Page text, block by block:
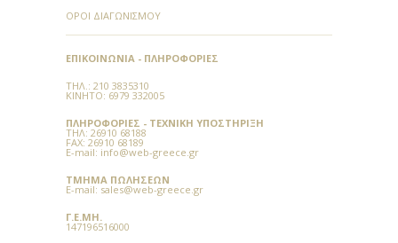
ΌΡΟΙ ΔΙΑΓΩΝΙΣΜΟΎ
ΕΠΙΚΟΙΝΩΝΊΑ - ΠΛΗΡΟΦΟΡΊΕΣ
ΤΗΛ.: 210 3835310
ΚΙΝΗΤΌ: 6979 332005
ΠΛΗΡΟΦΟΡΊΕΣ - ΤΕΧΝΙΚΉ ΥΠΟΣΤΉΡΙΞΗ
TΗΛ: 26910 68188
FAX: 26910 68189
E-mail: info@web-greece.gr
ΤΜΉΜΑ ΠΩΛΉΣΕΩΝ
E-mail: sales@web-greece.gr
Γ.Ε.ΜΗ.
147196516000